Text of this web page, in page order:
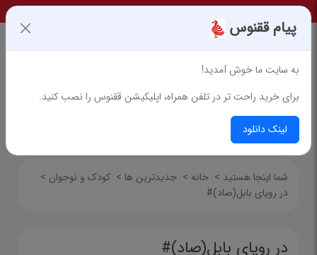
شما اینجا هستید > خانه > جدیدترین ها > کودک و نوجوان >
در رویای بابل(صاد)#
در رویای بابل(صاد)#
پیام ققنوس
به سایت ما خوش آمدید!
برای خرید راحت تر در تلفن همراه، اپلیکیشن ققنوس را نصب کنید.
لینک دانلود